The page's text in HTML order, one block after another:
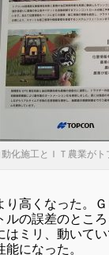
動化施工とＩＴ農業が
り高くなった。
ルの誤差のとこ
はミリ、動いて
になった。